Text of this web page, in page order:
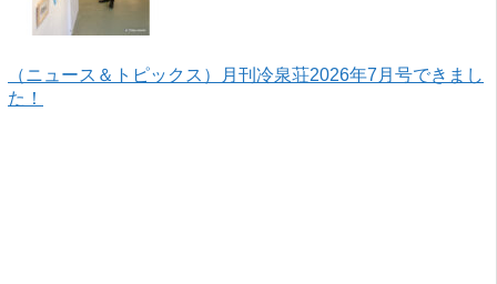
（ニュース＆トピックス）月刊冷泉荘2026年7月号できまし
た！